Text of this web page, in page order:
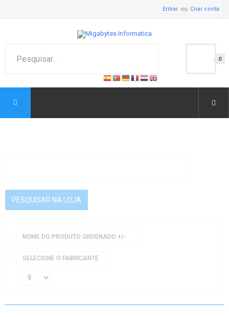
Entrar Criar conta
0
NOME DO PRODUTO ORDENADO +/-
SELECIONE O FABRICANTE